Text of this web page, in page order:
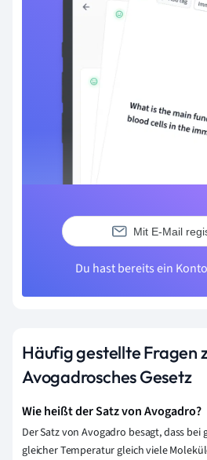
Mit E-Mail
Du hast bereits ein
Häufig gestellte Fragen
Avogadrosches Gesetz
Wie heißt der Satz von Avogadro?
Der Satz von Avogadro besagt, dass bei
gleicher Temperatur gleich viele